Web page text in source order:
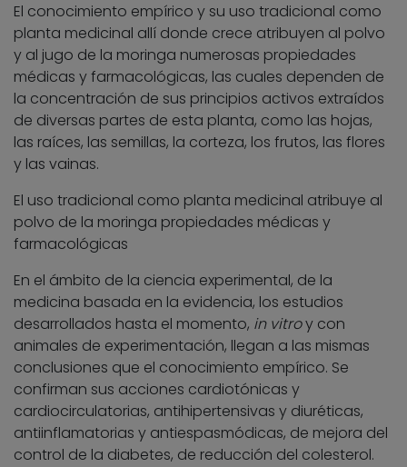
El conocimiento empírico y su uso tradicional como
planta medicinal allí donde crece atribuyen al polvo
y al jugo de la moringa numerosas propiedades
médicas y farmacológicas, las cuales dependen de
la concentración de sus principios activos extraídos
de diversas partes de esta planta, como las hojas,
las raíces, las semillas, la corteza, los frutos, las flores
y las vainas.
El uso tradicional como planta medicinal atribuye al
polvo de la moringa propiedades médicas y
farmacológicas
En el ámbito de la ciencia experimental, de la
medicina basada en la evidencia, los estudios
desarrollados hasta el momento, in vitroy con
animales de experimentación, llegan a las mismas
conclusiones que el conocimiento empírico. Se
confirman sus acciones cardiotónicas y
cardiocirculatorias, antihipertensivas y diuréticas,
antiinflamatorias y antiespasmódicas, de mejora del
control de la diabetes, de reducción del colesterol.